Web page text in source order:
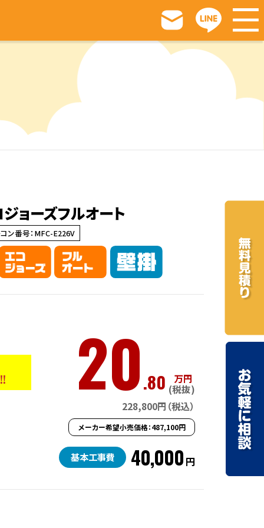
ョーズフルオート
ン番号：MFC-E226V
20.80
万円
(税抜)
228,800円（税込）
メーカー希望小売価格：487,100円
基本工事費 40,000 円